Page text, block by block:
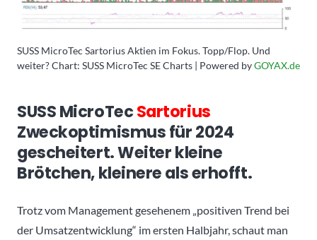
SUSS MicroTec Sartorius Aktien im Fokus. Topp/Flop. Und
weiter? Chart: SUSS MicroTec SE Charts | Powered byGOYAX.de
SUSS MicroTecSartorius
Zweckoptimismus für 2024
gescheitert. Weiter kleine
Brötchen, kleinere als erhofft.
Trotz vom Management gesehenem „positiven Trend bei
der Umsatzentwicklung“ im ersten Halbjahr, schaut man